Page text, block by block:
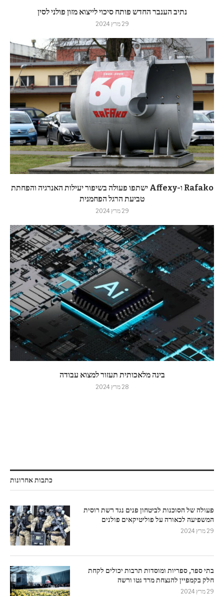
נתיב הענבר החדש פותח סיכוי לייצוא מזון פולני לסין
29 מרץ 2024
Rafako ו-Affexy ישתפו פעולה בשיפור יעילות האנרגיה והפחתת
טביעת הרגל הפחמנית
29 מרץ 2024
בינה מלאכותית תעזור למצוא עבודה
28 מרץ 2024
כתבות אחרונות
פעולה של הסוכנות לביטחון פנים נגד רשת רוסית
המשפיעה לכאורה על פוליטיקאים פולנים
29 מרץ 2024
בתי ספר, ספריות ומוסדות תרבות יכולים לקחת
חלק בקמפיין להנצחת מרד גטו ורשה
29 מרץ 2024